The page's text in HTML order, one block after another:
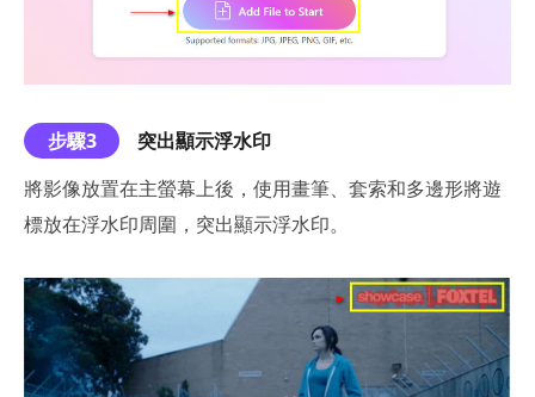
步驟3
突出顯示浮水印
將影像放置在主螢幕上後，使用畫筆、套索和多邊形將遊
標放在浮水印周圍，突出顯示浮水印。